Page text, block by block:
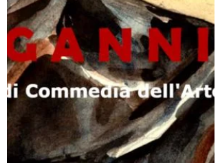
Il 10 novembre 2023 l'intervento di Vito Minoia
(Docente di Didattica delle attività extrascolastiche
all'Università degli Studi di...